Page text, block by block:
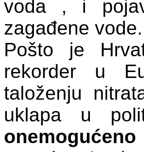
voda , i
zagađene vode.
Pošto je
rekorder u
taloženju
uklapa u